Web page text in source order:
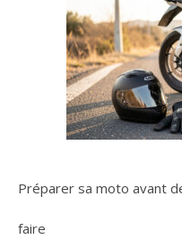
Préparer sa moto avant
faire